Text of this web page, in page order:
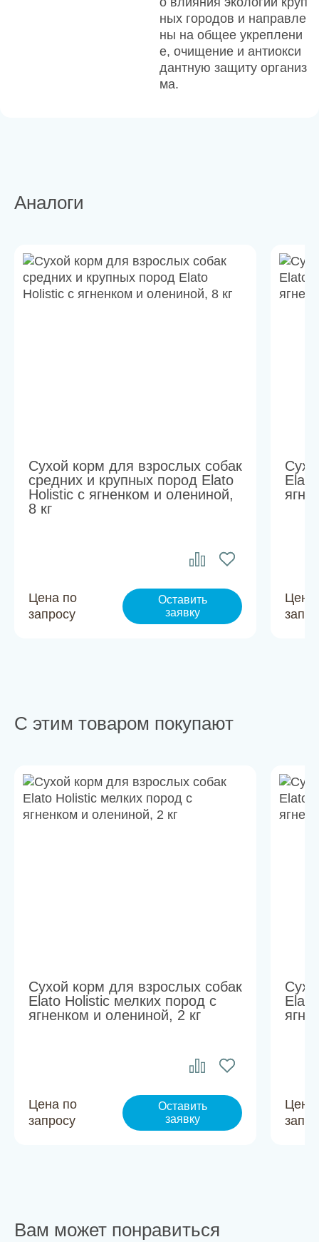
ных городов и направле
ны на общее укреплени
е, очищение и антиокси
дантную защиту организ
ма.
Аналоги
Сухой корм для взрослых собак
средних и крупных пород Elato
Holistic с ягненком и олениной,
8 кг
Цена по
запросу
Оставить
заявку
Цена
С этим товаром покупают
Сухой корм для взрослых собак
Elato Holistic мелких пород с
ягненком и олениной, 2 кг
Цена по
запросу
Оставить
заявку
Цена
Вам может понравиться